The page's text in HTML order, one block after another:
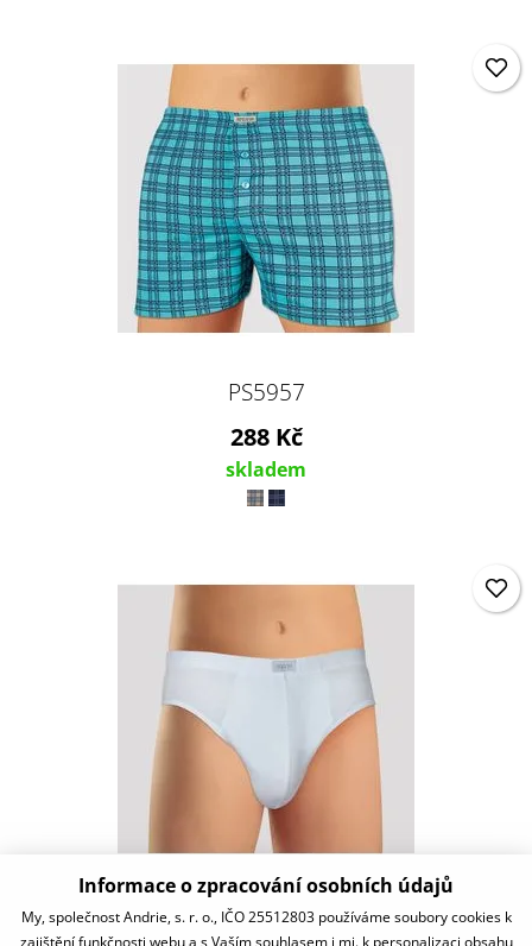
PS5957
288 Kč
skladem
PS3331
Informace o zpracování osobních údajů
My, společnost Andrie, s. r. o., IČO 25512803 používáme soubory cookies k
zajištění funkčnosti webu a s Vaším souhlasem i mj. k personalizaci obsahu